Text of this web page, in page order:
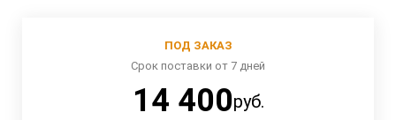
ПОД ЗАКАЗ
Срок поставки от 7 дней
14 400руб.